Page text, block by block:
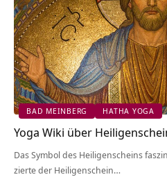
BAD MEINBERG HATHA YOGA
Yoga Wiki über
Das Symbol des Heiligenscheins
zierte der Heiligenschein…